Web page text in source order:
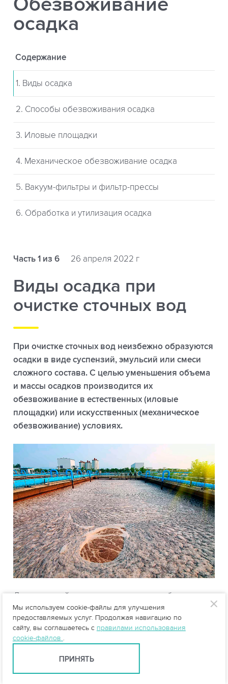
осадка
Содержание
1. Виды осадка
2. Способы обезвоживания осадка
3. Иловые площадки
4. Механическое обезвоживание осадка
5. Вакуум-фильтры и фильтр-прессы
6. Обработка и утилизация осадка
Часть 1 из 6 26 апреля 2022 г
Виды осадка при
очистке сточных вод
При очистке сточных вод неизбежно образуются
осадки в виде суспензий, эмульсий или смеси
сложного состава. С целью уменьшения объема
и массы осадков производится их
обезвоживание в естественных (иловые
площадки) или искусственных (механическое
обезвоживание) условиях.
Для успешной утилизации осадков необходимо
снизить их влажность до 60-75 %, но не более 85
%. Снижение влажности обеспечивает
оптимальные условия для их транспортировки и
Выбор способа обезвоживания зависит от вида
Мы используем cookie-файлы для улучшения
предоставляемых услуг. Продолжая навигацию по
сайту, вы соглашаетесь с правилами использования
cookie-файлов .
ПРИНЯТЬ